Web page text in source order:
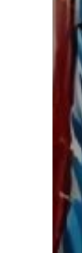
Gerald